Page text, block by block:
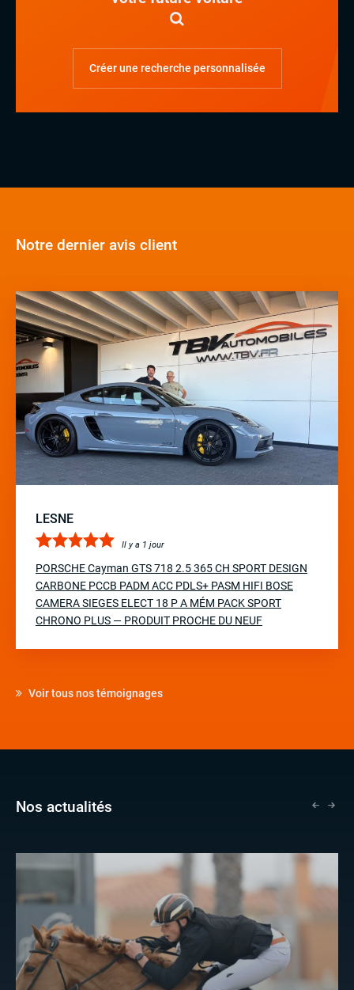
Créer une recherche personnalisée
Notre dernier avis client
LESNE
Il y a 1 jour
PORSCHE Cayman GTS 718 2.5 365 CH SPORT DESIGN
CARBONE PCCB PADM ACC PDLS+ PASM HIFI BOSE
CAMERA SIEGES ELECT 18 P A MÉM PACK SPORT
CHRONO PLUS — PRODUIT PROCHE DU NEUF
Voir tous nos témoignages
Nos actualités